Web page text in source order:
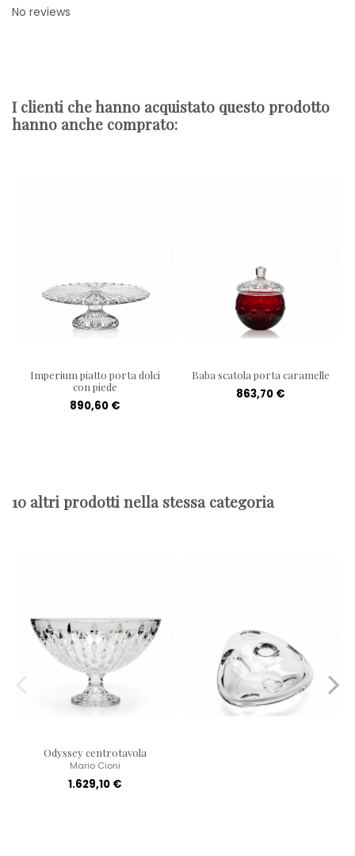
No reviews
I clienti che hanno acquistato questo prodotto
hanno anche comprato:
Imperium piatto porta dolci
con piede
890,60 €
Baba scatola porta caramelle
863,70 €
10 altri prodotti nella stessa categoria
Odyssey centrotavola
Mario Cioni
1.629,10 €